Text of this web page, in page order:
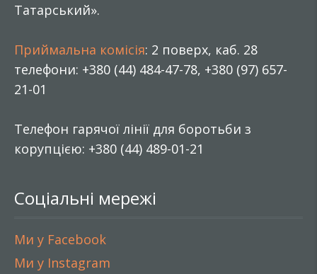
Татарський».
Приймальна комісія: 2 поверх, каб. 28
телефони: +380 (44) 484-47-78, +380 (97) 657-
21-01
Телефон гарячої лінії для боротьби з
корупцією: +380 (44) 489-01-21
Соціальні мережі
Ми у Facebook
Ми у Instagram